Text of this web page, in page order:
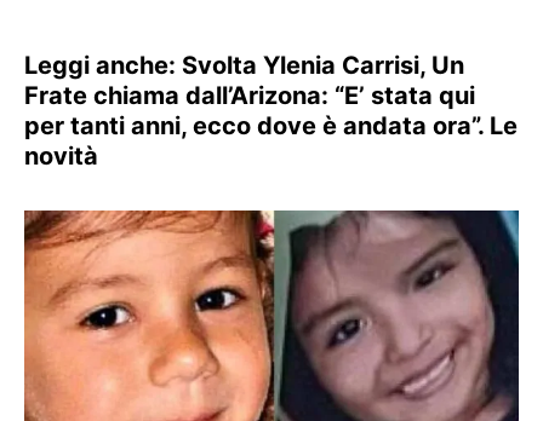
Leggi anche: Svolta Ylenia Carrisi, Un
Frate chiama dall’Arizona: “E’ stata qui
per tanti anni, ecco dove è andata ora”. Le
novità